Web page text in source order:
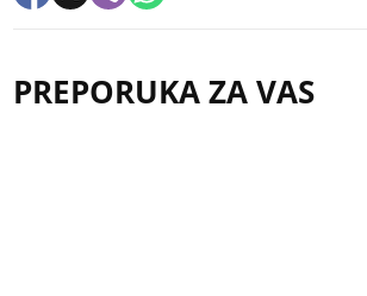
PREPORUKA ZA VAS